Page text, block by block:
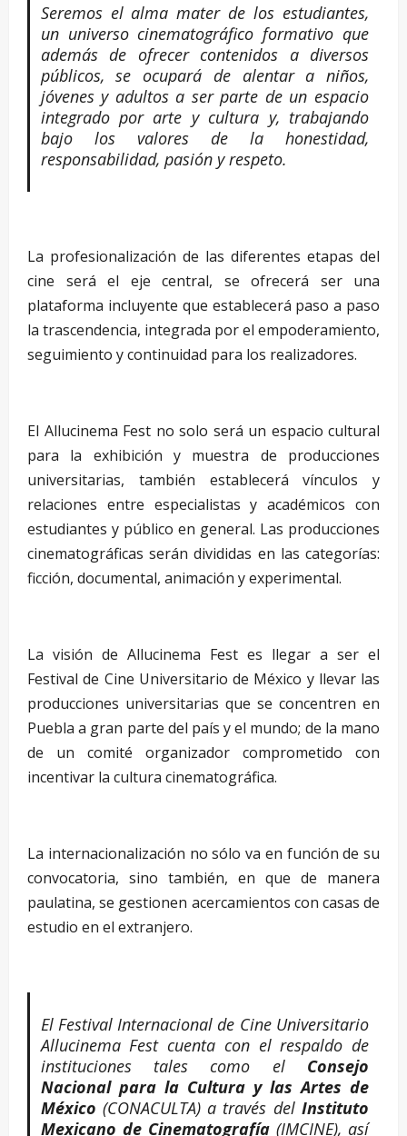
Seremos el alma mater de los estudiantes,
un universo cinematográfico formativo que
además de ofrecer contenidos a diversos
públicos, se ocupará de alentar a niños,
jóvenes y adultos a ser parte de un espacio
integrado por arte y cultura y, trabajando
bajo los valores de la honestidad,
responsabilidad, pasión y respeto.
La profesionalización de las diferentes etapas del
cine será el eje central, se ofrecerá ser una
plataforma incluyente que establecerá paso a paso
la trascendencia, integrada por el empoderamiento,
seguimiento y continuidad para los realizadores.
El Allucinema Fest no solo será un espacio cultural
para la exhibición y muestra de producciones
universitarias, también establecerá vínculos y
relaciones entre especialistas y académicos con
estudiantes y público en general. Las producciones
cinematográficas serán divididas en las categorías:
ficción, documental, animación y experimental.
La visión de Allucinema Fest es llegar a ser el
Festival de Cine Universitario de México y llevar las
producciones universitarias que se concentren en
Puebla a gran parte del país y el mundo; de la mano
de un comité organizador comprometido con
incentivar la cultura cinematográfica.
La internacionalización no sólo va en función de su
convocatoria, sino también, en que de manera
paulatina, se gestionen acercamientos con casas de
estudio en el extranjero.
El Festival Internacional de Cine Universitario
Allucinema Fest cuenta con el respaldo de
instituciones tales como el Consejo
Nacional para la Cultura y las Artes de
México (CONACULTA) a través del Instituto
Mexicano de Cinematografía(IMCINE), así